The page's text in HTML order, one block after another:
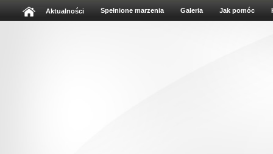
Aktualności Spełnione marzenia Galeria Jak pomóc